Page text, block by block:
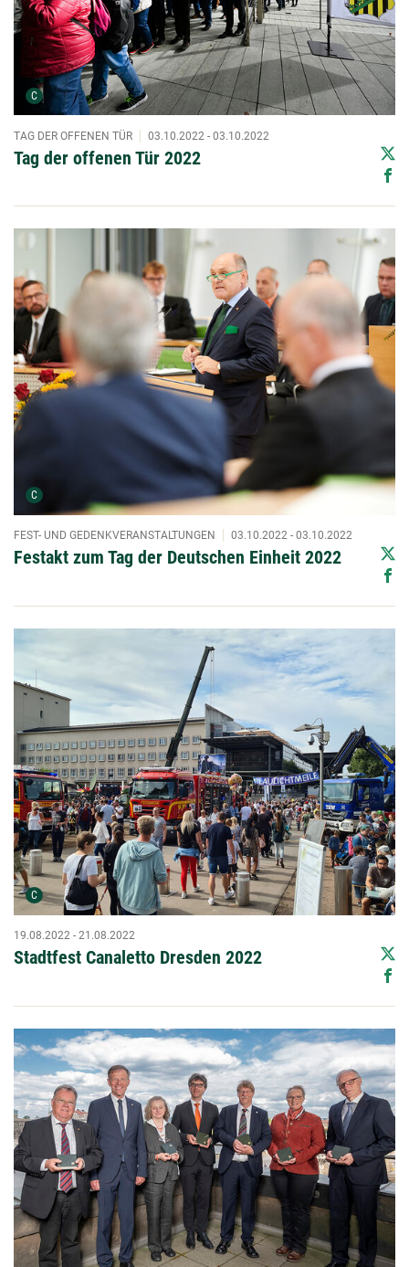
C Urheber der Grafik:
Tag der offenen Tür 2022
TAG DER OFFENEN TÜR 03.10.2022 - 03.10.2022
C Urheber der Grafik:
Festakt zum Tag der Deutschen Einheit 2022
FEST- UND GEDENKVERANSTALTUNGEN 03.10.2022 - 03.10.2022
C Urheber der Grafik:
Stadtfest Canaletto Dresden 2022
19.08.2022 - 21.08.2022